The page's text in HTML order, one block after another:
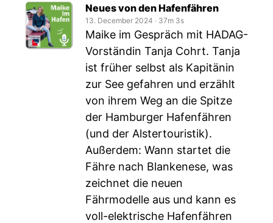
Neues von den Hafenfähren
13. December 2024 ‧ 37m 3s
Maike im Gespräch mit HADAG-
Vorständin Tanja Cohrt. Tanja
ist früher selbst als Kapitänin
zur See gefahren und erzählt
von ihrem Weg an die Spitze
der Hamburger Hafenfähren
(und der Alstertouristik).
Außerdem: Wann startet die
Fähre nach Blankenese, was
zeichnet die neuen
Fährmodelle aus und kann es
voll-elektrische Hafenfähren